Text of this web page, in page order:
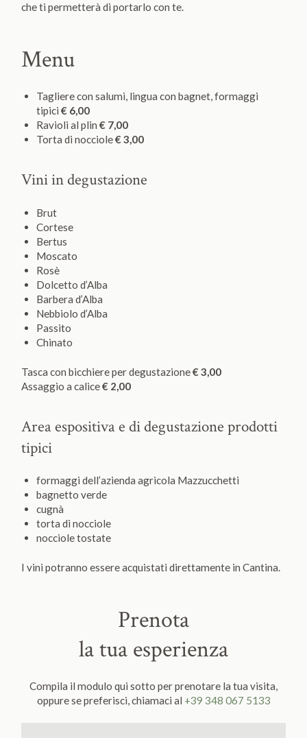
che ti permetterà di portarlo con te.
Menu
Tagliere con salumi, lingua con bagnet, formaggi
tipici€ 6,00
Ravioli al plin€ 7,00
Torta di nocciole€ 3,00
Vini in degustazione
Brut
Cortese
Bertus
Moscato
Rosè
Dolcetto d’Alba
Barbera d’Alba
Nebbiolo d’Alba
Passito
Chinato
Tasca con bicchiere per degustazione€ 3,00
Assaggio a calice€ 2,00
Area espositiva e di degustazione prodotti
tipici
formaggi dell’azienda agricola Mazzucchetti
bagnetto verde
cugnà
torta di nocciole
nocciole tostate
I vini potranno essere acquistati direttamente in Cantina.
Prenota
la tua esperienza
Compila il modulo qui sotto per prenotare la tua visita,
oppure se preferisci, chiamaci al +39 348 067 5133